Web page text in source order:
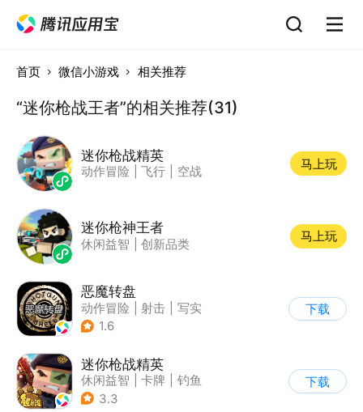
首页 微信小游戏 相关推荐
“迷你枪战王者”的相关推荐(31)
迷你枪战精英
动作冒险 飞行 空战
马上玩
迷你枪神王者
休闲益智 创新品类
马上玩
恶魔转盘
动作冒险 射击
写实
1.6
下载
迷你枪战精英
休闲益智 卡牌
钓鱼
| 童年
3.3
下载